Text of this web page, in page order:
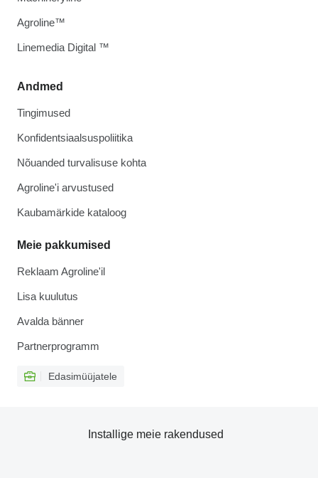
Andmed
Tingimused
Konfidentsiaalsuspoliitika
Nõuanded turvalisuse kohta
Agroline'i arvustused
Kaubamärkide kataloog
Meie pakkumised
Reklaam Agroline'il
Lisa kuulutus
Avalda bänner
Partnerprogramm
Edasimüüjatele
Agroline™
Linemedia Digital ™
Installige meie rakendused